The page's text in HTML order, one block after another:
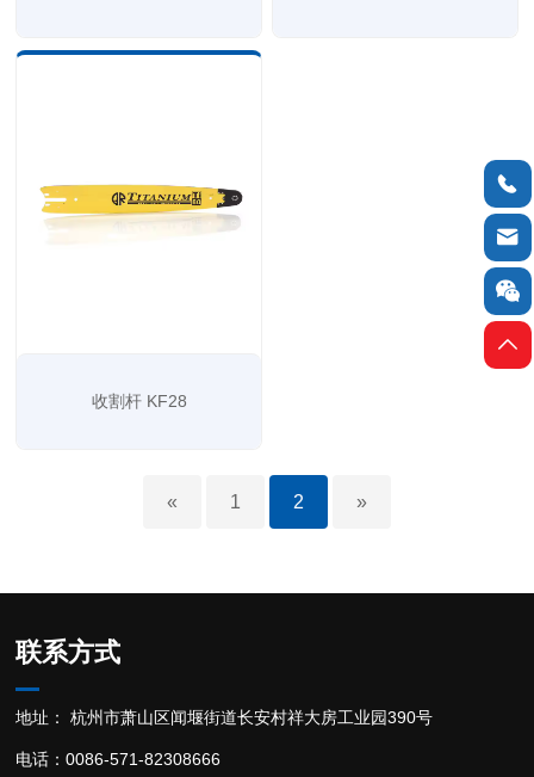
收割杆 KF28
« 1 2 »
联系方式
地址： 杭州市萧山区闻堰街道长安村祥大房工业园390号
电话：0086-571-82308666



